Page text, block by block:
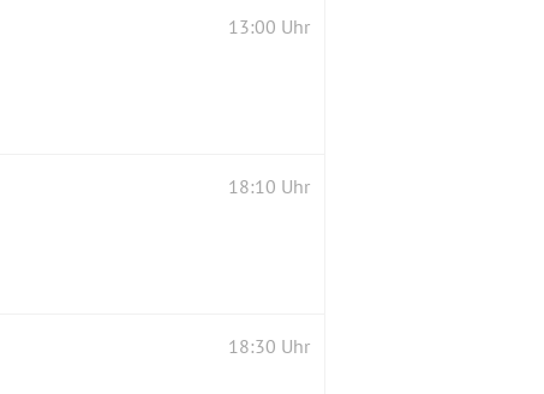
13:00 Uhr
18:10 Uhr
18:30 Uhr